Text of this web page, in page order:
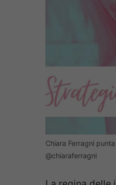
Chiara Ferragni
@chiaraferragni